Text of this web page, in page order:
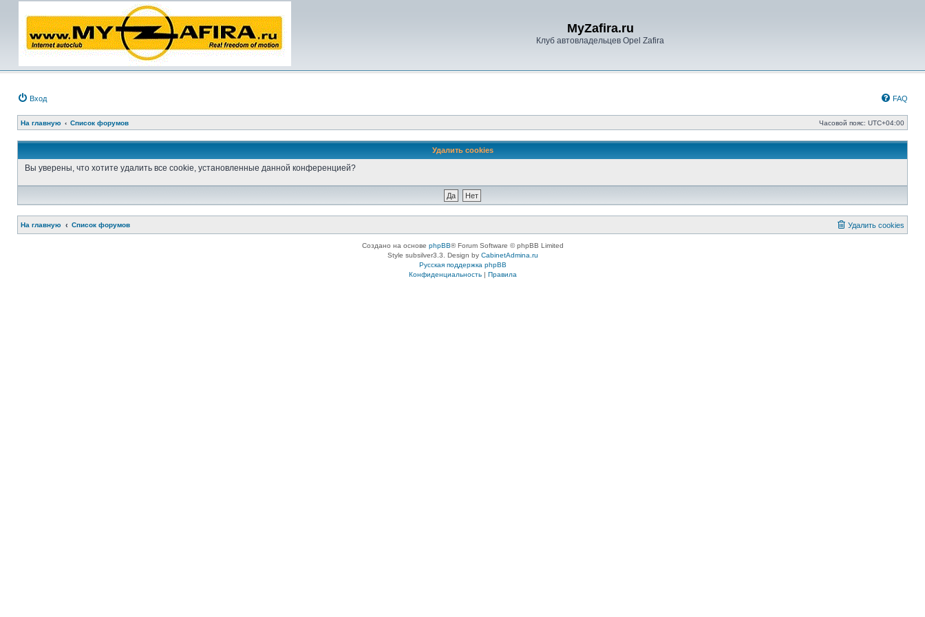
MyZafira.ru
Клуб автовладельцев Opel Zafira
Вход FAQ
На главную Список форумов Часовой пояс: UTC+04:00
Удалить cookies
Вы уверены, что хотите удалить все cookie, установленные данной конференцией?
На главную Список форумов Удалить cookies
Создано на основе phpBB® Forum Software © phpBB Limited
Style subsilver3.3. Design by CabinetAdmina.ru
Русская поддержка phpBB
Конфиденциальность| Правила